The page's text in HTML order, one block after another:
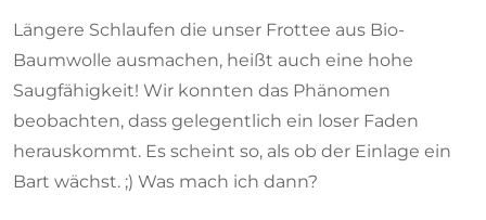
Längere Schlaufen die unser Frottee aus Bio-
Baumwolle ausmachen, heißt auch eine hohe
Saugfähigkeit! Wir konnten das Phänomen
beobachten, dass gelegentlich ein loser Faden
herauskommt. Es scheint so, als ob der Einlage ein
Bart wächst. ;) Was mach ich dann?